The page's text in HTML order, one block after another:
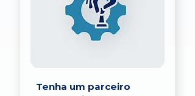
Tenha um parceiro